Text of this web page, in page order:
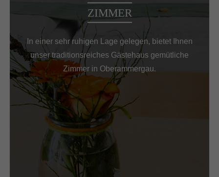
ZIMMER
In einer sehr ruhigen Lage gelegen, bietet Ihnen
unser traditionsreiches Gästehaus gemütliche
Zimmer in Oberammergau.